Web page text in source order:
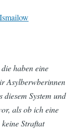
haben eine
Asylberwberinnen
System und
als ob ich eine
Straftat